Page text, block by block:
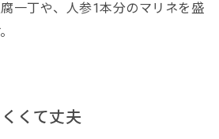
一丁や、人参1本分のマリネを盛
くて丈夫